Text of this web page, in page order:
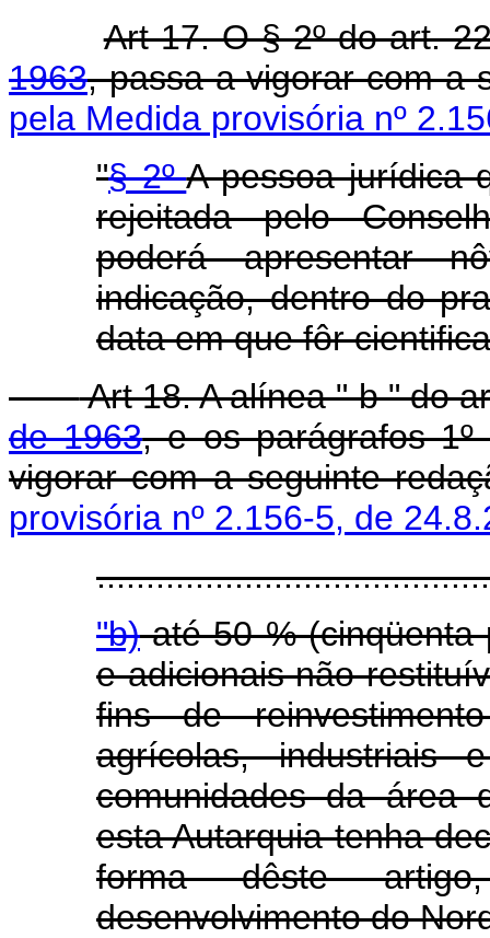
Art 17. O § 2º do art.
1963, passa a vigorar com a
pela Medida provisória nº
"§ 2ºA pessoa jurídica
rejeitada pelo
poderá apresentar
indicação, dentro do
data em que fôr
Art 18. A alínea " b " do
de 1963, e os parágrafos
vigorar com a seguinte
provisória nº 2.156-5, de
"b)até 50 % (cinqüenta
e adicionais não
fins de
agrícolas, industriais
comunidades da área
esta Autarquia tenha
forma dêste
desenvolvimento do